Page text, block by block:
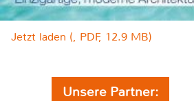
Jetzt laden (, PDF, 12.9 MB)
Unsere Partner: